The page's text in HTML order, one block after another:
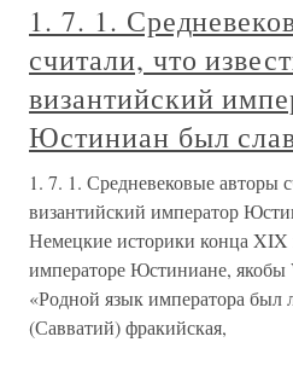
1. 7. 1.
считали, что
византийский
Юстиниан был
1. 7. 1. Средневековые авторы
византийский император
Немецкие историки конца
императоре Юстиниане, якобы
«Родной язык императора был
(Савватий) фракийская,